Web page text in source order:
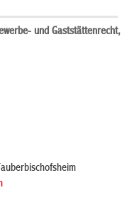
und Gaststättenrecht,